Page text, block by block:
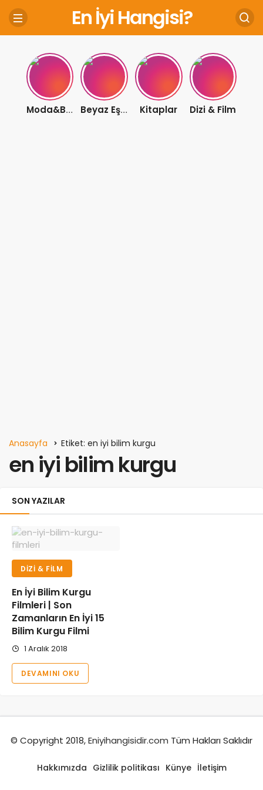
En İyi Hangisi?
Moda&Bakım Beyaz Eşya Kitaplar Dizi & Film
Anasayfa Etiket: en iyi bilim kurgu
en iyi bilim kurgu
SON YAZILAR
DIZI & FILM
En İyi Bilim Kurgu
Filmleri | Son
Zamanların En İyi 15
Bilim Kurgu Filmi
1 Aralık 2018
DEVAMINI OKU
© Copyright 2018,Eniyihangisidir.com Tüm Hakları Saklıdır
Hakkımızda Gizlilik politikası Künye İletişim